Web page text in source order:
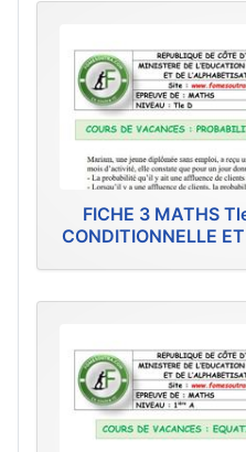
FICHE 3 MATHS
CONDITIONNELLE